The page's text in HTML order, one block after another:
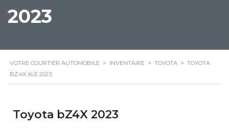
2023
VOTRE COURTIER AUTOMOBILE > INVENTAIRE > TOYOTA > TOYOTA
BZ4X XLE 2023
Toyota bZ4X 2023